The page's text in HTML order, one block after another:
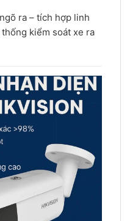
ra – tích hợp linh
kiểm soát xe ra